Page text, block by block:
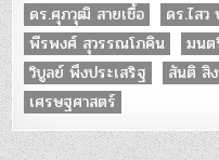
ดร.ศุภวุฒิ สายเชื้อ
ดร.ไส
พีรพงศ์ สุวรรณโภคิน
มน
วิบูลย์ พึงประเสริฐ
สันติ สิ
เศรษฐศาสตร์